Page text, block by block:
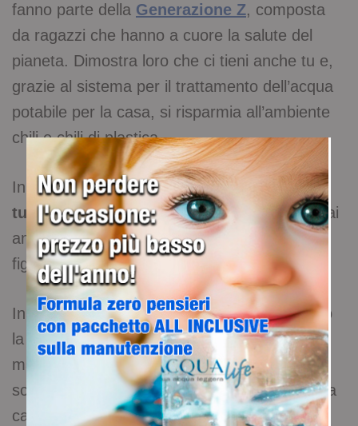
fanno parte della Generazione Z, composta
da ragazzi che hanno a cuore la salute del
pianeta. Dimostra loro che ci tieni anche tu e,
grazie al sistema per il trattamento dell’acqua
potabile per la casa, si risparmia all’ambiente
chili e chili di plastica.
In questo modofavorirai il benessere di
tutta la famiglia con l’acqua leggerae sarai
anche un po’ più sostenibile, facendo bella
figura con tutta la prole.
In conclusione, per cambiare vita migliorando
la tua salute e riducendo gli sforzi fisici,
mantenendoti idratato e al passo con i tempi,
scegli un sistema di filtrazione acqua nella tua
casa.